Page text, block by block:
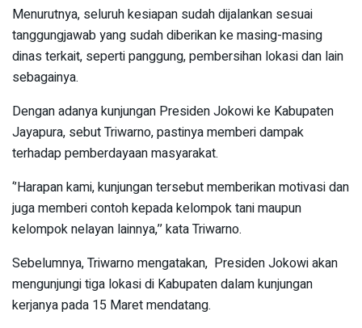
Menurutnya, seluruh kesiapan sudah dijalankan sesuai
tanggungjawab yang sudah diberikan ke masing-masing
dinas terkait, seperti panggung, pembersihan lokasi dan lain
sebagainya.
Dengan adanya kunjungan Presiden Jokowi ke Kabupaten
Jayapura, sebut Triwarno, pastinya memberi dampak
terhadap pemberdayaan masyarakat.
‘’Harapan kami, kunjungan tersebut memberikan motivasi dan
juga memberi contoh kepada kelompok tani maupun
kelompok nelayan lainnya,’’ kata Triwarno.
Sebelumnya, Triwarno mengatakan, Presiden Jokowi akan
mengunjungi tiga lokasi di Kabupaten dalam kunjungan
kerjanya pada 15 Maret mendatang.